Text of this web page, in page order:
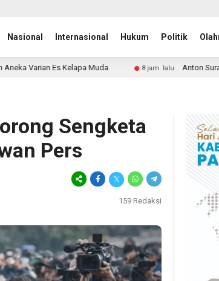
Nasional Internasional Hukum Politik
8 jam lalu Anton Suratto Sapa Warga, Bawa
Sengketa
Pers
159 Redaksi